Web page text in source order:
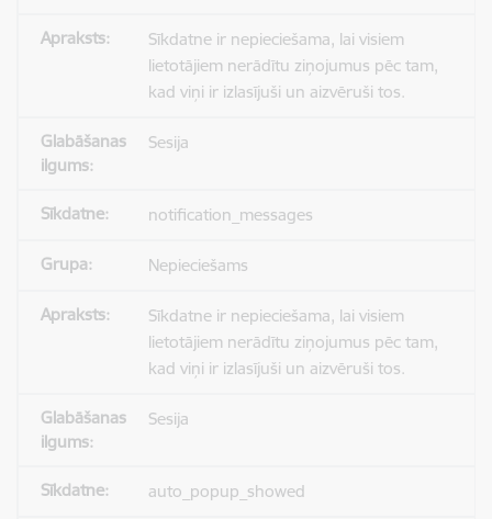
Sīkdatne ir nepieciešama, lai visiem
lietotājiem nerādītu ziņojumus pēc tam,
kad viņi ir izlasījuši un aizvēruši tos.
Sesija
notification_messages
Nepieciešams
Sīkdatne ir nepieciešama, lai visiem
lietotājiem nerādītu ziņojumus pēc tam,
kad viņi ir izlasījuši un aizvēruši tos.
Sesija
auto_popup_showed